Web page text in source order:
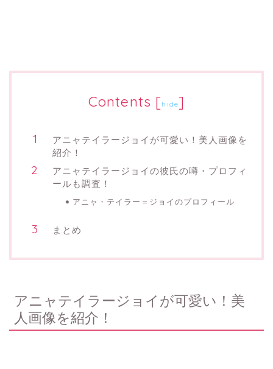
Contents [hide]
アニャテイラージョイが可愛い！美人画像を
紹介！
アニャテイラージョイの彼氏の噂・プロフィ
ールも調査！
アニャ・テイラー＝ジョイのプロフィール
まとめ
アニャテイラージョイが可愛い！美
人画像を紹介！